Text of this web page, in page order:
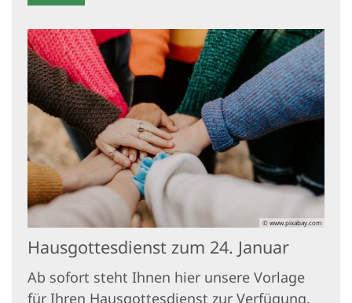
© www.pixabay.com
Hausgottesdienst zum 24. Januar
Ab sofort steht Ihnen hier unsere Vorlage
für Ihren Hausgottesdienst zur Verfügung.